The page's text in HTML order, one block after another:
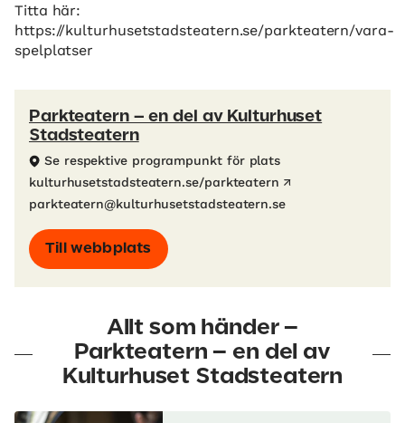
Titta här:
https://kulturhusetstadsteatern.se/parkteatern/vara-
spelplatser
Parkteatern – en del av Kulturhuset
Stadsteatern
Se respektive programpunkt för plats
kulturhusetstadsteatern.se/parkteatern
parkteatern@kulturhusetstadsteatern.se
Till webbplats
Allt som händer –
Parkteatern – en del av
Kulturhuset Stadsteatern